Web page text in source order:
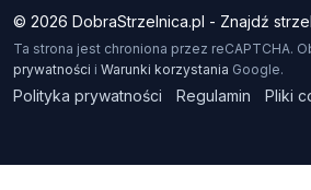
© 2026 DobraStrzelnica.pl - Znajdź
Ta strona jest chroniona przez reCAPTCHA.
prywatności i Warunki korzystania Google.
Polityka prywatności Regulamin Pliki